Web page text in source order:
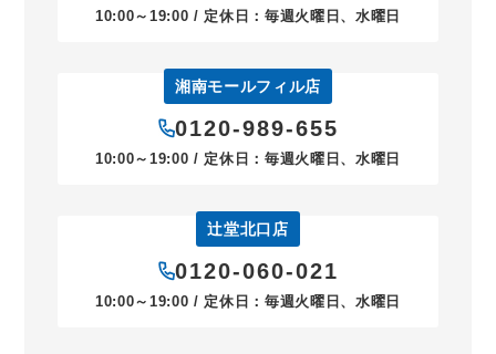
10:00～19:00 / 定休日：毎週火曜日、水曜日
湘南モールフィル店
0120-989-655
10:00～19:00 / 定休日：毎週火曜日、水曜日
辻堂北口店
0120-060-021
10:00～19:00 / 定休日：毎週火曜日、水曜日